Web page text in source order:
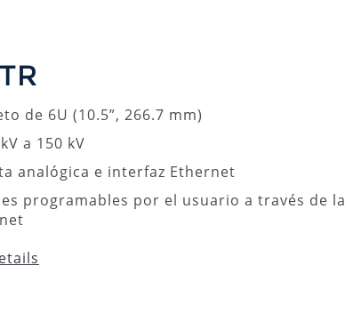
de 6U (10.5”, 266.7 mm)
a 150 kV
analógica e interfaz Ethernet
programables por el usuario a través de la